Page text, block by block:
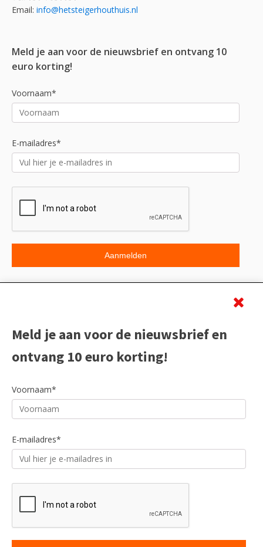
Email: info@hetsteigerhouthuis.nl
Meld je aan voor de nieuwsbrief en ontvang 10
euro korting!
Voornaam*
E-mailadres*
Meld je aan voor de nieuwsbrief en
ontvang 10 euro korting!
Voornaam*
E-mailadres*